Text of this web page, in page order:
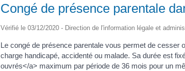
Congé de présence parentale
Vérifié le 03/12/2020 - Direction de l'information légale et
Le congé de présence parentale vous permet de cesser
charge handicapé, accidenté ou malade. Sa durée est
ouvrés</a> maximum par période de 36 mois pour un